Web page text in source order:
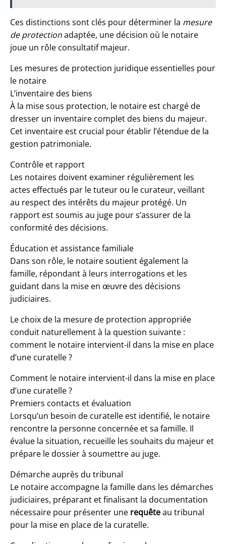
Ces distinctions sont clés pour déterminer la mesure
de protectionadaptée, une décision où le notaire
joue un rôle consultatif majeur.
Les mesures de protection juridique essentielles pour
le notaire
L’inventaire des biens
À la mise sous protection, le notaire est chargé de
dresser un inventaire complet des biens du majeur.
Cet inventaire est crucial pour établir l’étendue de la
gestion patrimoniale.
Contrôle et rapport
Les notaires doivent examiner régulièrement les
actes effectués par le tuteur ou le curateur, veillant
au respect des intérêts du majeur protégé. Un
rapport est soumis au juge pour s’assurer de la
conformité des décisions.
Éducation et assistance familiale
Dans son rôle, le notaire soutient également la
famille, répondant à leurs interrogations et les
guidant dans la mise en œuvre des décisions
judiciaires.
Le choix de la mesure de protection appropriée
conduit naturellement à la question suivante :
comment le notaire intervient-il dans la mise en place
d’une curatelle ?
Comment le notaire intervient-il dans la mise en place
d’une curatelle ?
Premiers contacts et évaluation
Lorsqu’un besoin de curatelle est identifié, le notaire
rencontre la personne concernée et sa famille. Il
évalue la situation, recueille les souhaits du majeur et
prépare le dossier à soumettre au juge.
Démarche auprès du tribunal
Le notaire accompagne la famille dans les démarches
judiciaires, préparant et finalisant la documentation
nécessaire pour présenter une requêteau tribunal
pour la mise en place de la curatelle.